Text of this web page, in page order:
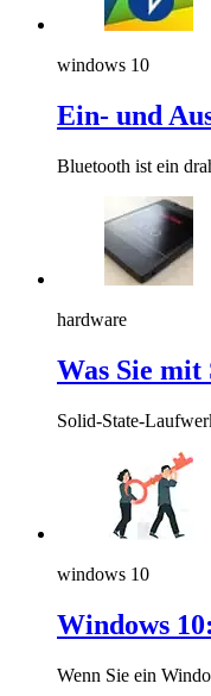
windows 10
Ein- und
Bluetooth ist ein
hardware
Was Sie
Solid-State-
windows 10
Windows
Wenn Sie ein